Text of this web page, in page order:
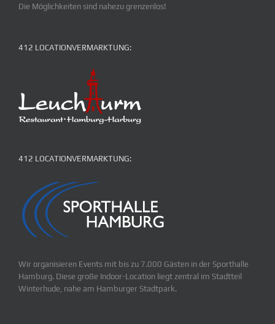
Die Möglichkeiten sind nahezu grenzenlos!
412 LOCATIONVERMARKTUNG:
412 LOCATIONVERMARKTUNG:
Wir organisieren Events mit bis zu 7.000 Gästen in der Sporthalle
Hamburg. Diese große Indoor-Location liegt zentral im Stadtteil
Winterhude, nahe am Hamburger Stadtpark.